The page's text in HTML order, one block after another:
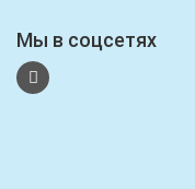
Мы в соцсетях